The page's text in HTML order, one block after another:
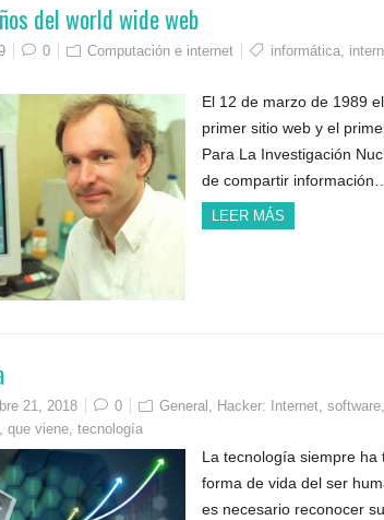
del world wide web
0 Computación e internet informática,
El 12 de marzo de 1989
primer sitio web y el
Para La Investigación
de compartir
LEER MÁS
21, 2018 0 General
Hacker: Internet,
que viene tecnología
La tecnología siempre ha
forma de vida del ser
es necesario reconocer